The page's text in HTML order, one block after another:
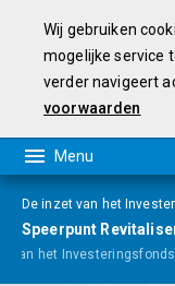
De inzet van het
Speerpunt
van het
Wij gebruiken
mogelijke service
verder navigeert
voorwaarden